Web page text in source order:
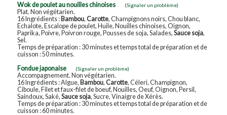
Wok de poulet au nouilles chinoises (Signaler un problème)
Plat. Non végétarien.
16 Ingrédients : Bambou, Carotte, Champignons noirs, Chou blanc,
Echalote, Escalope de poulet, Huile, Nouilles chinoises, Oignon,
Paprika, Poivre, Poivron rouge, Pousses de soja, Salades, Sauce soja,
Sel.
Temps de préparation : 30 minutes et temps total de préparation et de
cuisson : 50 minutes.
Fondue japonaise
(Signaler un problème)
Accompagnement. Non végétarien.
16 Ingrédients : Algue, Bambou, Carotte, Céleri, Champignon,
Ciboule, Filet et faux-filet de boeuf, Nouilles, Oeuf, Oignon, Persil,
Saindoux, Saké, Sauce soja, Sucre, Vinaigre de Xérès.
Temps de préparation : 30 minutes et temps total de préparation et de
cuisson : 60 minutes.